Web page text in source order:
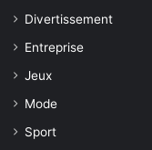
Divertissement
Entreprise
Jeux
Mode
Sport